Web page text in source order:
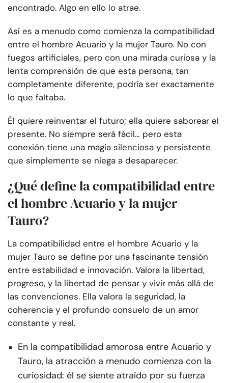
encontrado. Algo en ello lo atrae.
Así es a menudo como comienza la compatibilidad
entre el hombre Acuario y la mujer Tauro. No con
fuegos artificiales, pero con una mirada curiosa y la
lenta comprensión de que esta persona, tan
completamente diferente, podría ser exactamente
lo que faltaba.
Él quiere reinventar el futuro; ella quiere saborear el
presente. No siempre será fácil… pero esta
conexión tiene una magia silenciosa y persistente
que simplemente se niega a desaparecer.
¿Qué define la compatibilidad entre
el hombre Acuario y la mujer
Tauro?
La compatibilidad entre el hombre Acuario y la
mujer Tauro se define por una fascinante tensión
entre estabilidad e innovación. Valora la libertad,
progreso, y la libertad de pensar y vivir más allá de
las convenciones. Ella valora la seguridad, la
coherencia y el profundo consuelo de un amor
constante y real.
En la compatibilidad amorosa entre Acuario y
Tauro, la atracción a menudo comienza con la
curiosidad: él se siente atraído por su fuerza